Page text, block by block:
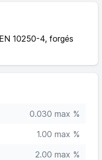
10250-4, forgés
0.030 max %
1.00 max %
2.00 max %